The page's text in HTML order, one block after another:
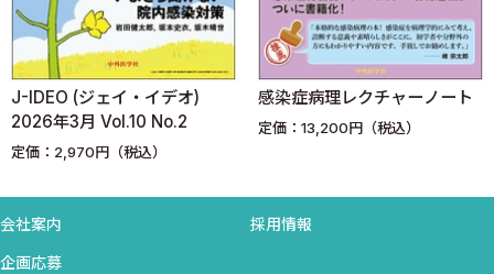
今月のカビ！！ 亀井克彦
耐性からみたvoriconazoleとisavuconazole：
CLSIがisavuconazoleのbreakpointを発表
感染エクスリブリス 河村一郎
『結核がつくる物語』 北川扶生子
呼吸器感染症よもやま話 倉原 優
抗菌薬アナザーストーリーズ 山崎晃憲
J-IDEO (ジェイ・イデオ)
2026年3月 Vol.10 No.2
定価：2,970円（税込）
感染症病理レクチャーノート
定価：13,200円（税込）
会社案内 採用情報
企画応募